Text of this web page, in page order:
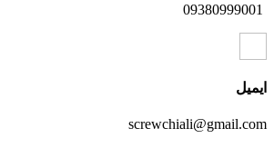
ایمیل
screwchiali@gmail.com